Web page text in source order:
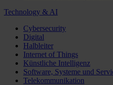
Technology & AI
Cybersecurity
Digital
Halbleiter
Internet of Things
Künstliche Intelligenz
Software, Systeme und
Telekommunikation